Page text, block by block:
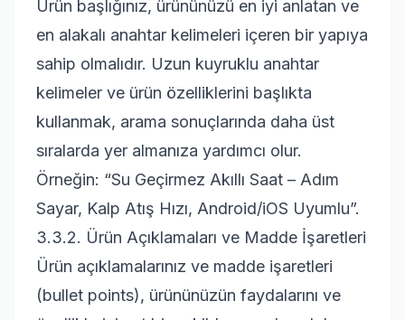
Ürün başlığınız, ürününüzü en iyi anlatan ve
en alakalı anahtar kelimeleri içeren bir yapıya
sahip olmalıdır. Uzun kuyruklu anahtar
kelimeler ve ürün özelliklerini başlıkta
kullanmak, arama sonuçlarında daha üst
sıralarda yer almanıza yardımcı olur.
Örneğin: “Su Geçirmez Akıllı Saat – Adım
Sayar, Kalp Atış Hızı, Android/iOS Uyumlu”.
3.3.2. Ürün Açıklamaları ve Madde İşaretleri
Ürün açıklamalarınız ve madde işaretleri
(bullet points), ürününüzün faydalarını ve